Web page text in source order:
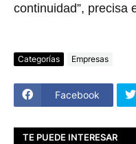
continuidad”, precisa
Categorías Empresas
Facebook
TE PUEDE INTERESAR